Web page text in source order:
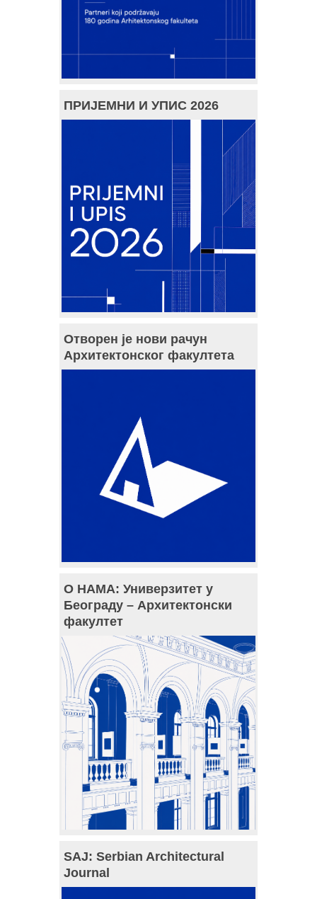
ПРИЈЕМНИ И УПИС 2026
Отворен је нови рачун
Архитектонског факултета
О НАМА: Универзитет у
Београду – Архитектонски
факултет
SAJ: Serbian Architectural
Journal